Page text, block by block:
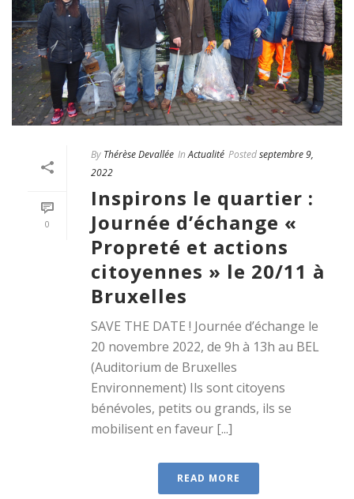
0
By Thérèse Devallée In Actualité Postedseptembre 9,
2022
Inspirons le quartier :
Journée d’échange «
Propreté et actions
citoyennes » le 20/11 à
Bruxelles
SAVE THE DATE ! Journée d’échange le
20 novembre 2022, de 9h à 13h au BEL
(Auditorium de Bruxelles
Environnement) Ils sont citoyens
bénévoles, petits ou grands, ils se
mobilisent en faveur [...]
READ MORE